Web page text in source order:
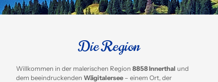
Die Region
Willkommen in der malerischen Region 8858 Innerthal und
dem beeindruckenden Wägitalersee– einem Ort, der